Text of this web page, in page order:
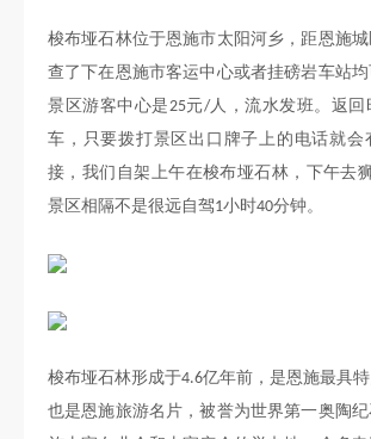
梭布垭石林位于恩施市太阳河乡，距恩施
查了下在恩施市客运中心或者挂磅岩车站
景区游客中心是25元/人，流水发班。返回
车，只要拨打景区出口牌子上的电话就会
接 ，我们自架上午在梭布垭石林，下午去
景区相隔不是很远自驾1小时40分钟 。
梭布垭石林形成于4.6亿年前， 是恩施最具
也是恩施旅游名片，被誉为世界第一奥陶